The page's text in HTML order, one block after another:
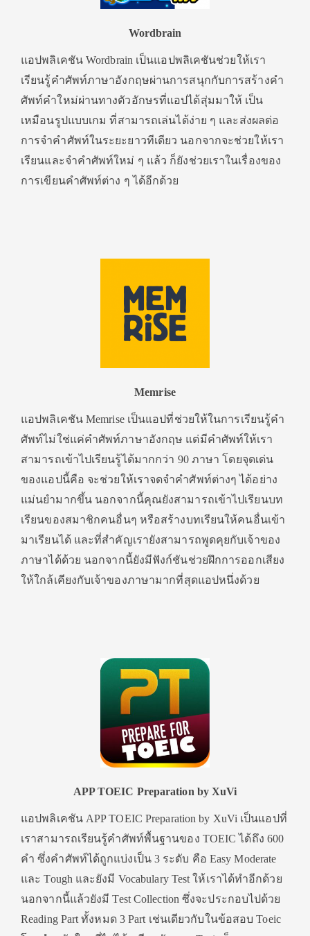
Wordbrain
แอปพลิเคชัน Wordbrain เป็นแอปพลิเคชันช่วยให้เรา
เรียนรู้คำศัพท์ภาษาอังกฤษผ่านการสนุกกับการสร้างคำ
ศัพท์คำใหม่ผ่านทางตัวอักษรที่แอปได้สุ่มมาให้ เป็น
เหมือนรูปแบบเกม ที่สามารถเล่นได้ง่าย ๆ และส่งผลต่อ
การจำคำศัพท์ในระยะยาวทีเดียว นอกจากจะช่วยให้เรา
เรียนและจำคำศัพท์ใหม่ ๆ แล้ว ก็ยังช่วยเราในเรื่องของ
การเขียนคำศัพท์ต่าง ๆ ได้อีกด้วย
Memrise
แอปพลิเคชัน Memrise เป็นแอปที่ช่วยให้ในการเรียนรู้คำ
ศัพท์ไม่ใช่แค่คำศัพท์ภาษาอังกฤษ แต่มีคำศัพท์ให้เรา
สามารถเข้าไปเรียนรู้ได้มากกว่า 90 ภาษา โดยจุดเด่น
ของแอปนี้คือ จะช่วยให้เราจดจำคำศัพท์ต่างๆ ได้อย่าง
แม่นยำมากขึ้น นอกจากนี้คุณยังสามารถเข้าไปเรียนบท
เรียนของสมาชิกคนอื่นๆ หรือสร้างบทเรียนให้คนอื่นเข้า
มาเรียนได้ และที่สำคัญเรายังสามารถพูดคุยกับเจ้าของ
ภาษาได้ด้วย นอกจากนี้ยังมีฟังก์ชันช่วยฝึกการออกเสียง
ให้ใกล้เคียงกับเจ้าของภาษามากที่สุดแอปหนึ่งด้วย
APP TOEIC Preparation by XuVi
แอปพลิเคชัน APP TOEIC Preparation by XuVi เป็นแอปที่
เราสามารถเรียนรู้คำศัพท์พื้นฐานของ TOEIC ได้ถึง 600
คำ ซึ่งคำศัพท์ได้ถูกแบ่งเป็น 3 ระดับ คือ Easy Moderate
และ Tough และยังมี Vocabulary Test ให้เราได้ทำอีกด้วย
นอกจากนี้แล้วยังมี Test Collection ซึ่งจะประกอบไปด้วย
Reading Part ทั้งหมด 3 Part เช่นเดียวกับในข้อสอบ Toeic